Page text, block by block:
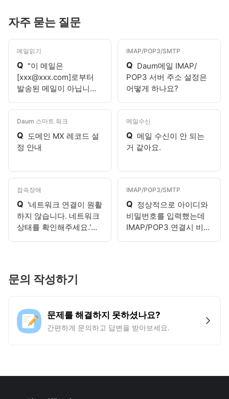
자주 묻는 질문
메일읽기
Q "이 메일은
[xxx@xxx.com]로부터
발송된 메일이 아닙니다.
으니 유의해주세요."라고
표시되어요.
IMAP/POP3/SMTP
Q Daum메일 IMAP/
POP3 서버 주소 설정은
어떻게 하나요?
Daum 스마트 워크
Q 도메인 MX 레코드 설
정 안내
메일수신
Q 메일 수신이 안 되는
거 같아요.
접속장애
Q '네트워크 연결이 원활
하지 않습니다. 네트워크
상태를 확인해주세요.'라
IMAP/POP3/SMTP
Q 정상적으로 아이디와
비밀번호를 입력했는데
IMAP/POP3 연결시 비밀
문의 작성하기
문제를 해결하지 못하셨나요?
간편하게 문의하고 답변을 받아보세요.